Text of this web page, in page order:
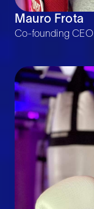
Mauro Frota
Co-founding CEO